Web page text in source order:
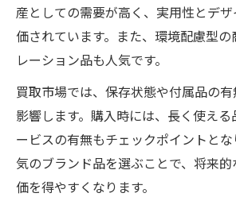
産としての需要が高く、実用性とデ
価されています。また、環境配慮型
レーション品も人気です。
買取市場では、保存状態や付属品の
影響します。購入時には、長く使え
ービスの有無もチェックポイントと
気のブランド品を選ぶことで、将来
価を得やすくなります。